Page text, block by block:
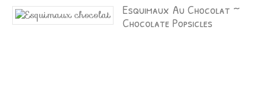
Esquimaux Au Chocolat ~
Chocolate Popsicles